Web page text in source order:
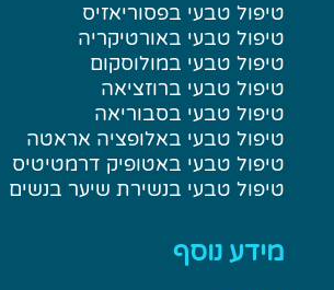
טיפול טבעי בפסוריאזיס
טיפול טבעי באורטיקריה
טיפול טבעי במולוסקום
טיפול טבעי ברוזציאה
טיפול טבעי בסבוריאה
טיפול טבעי באלופציה אראטה
טיפול טבעי באטופיק דרמטיטיס
טיפול טבעי בנשירת שיער בנשים
מידע נוסף